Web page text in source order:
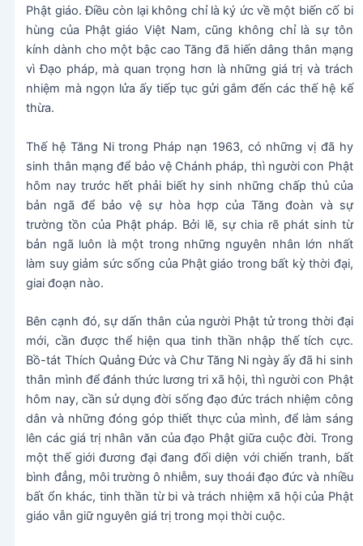
Phật giáo. Điều còn lại không chỉ là ký ức về một biến cố bi
hùng của Phật giáo Việt Nam, cũng không chỉ là sự tôn
kính dành cho một bậc cao Tăng đã hiến dâng thân mạng
vì Đạo pháp, mà quan trọng hơn là những giá trị và trách
nhiệm mà ngọn lửa ấy tiếp tục gửi gắm đến các thế hệ kế
thừa.
Thế hệ Tăng Ni trong Pháp nạn 1963, có những vị đã hy
sinh thân mạng để bảo vệ Chánh pháp, thì người con Phật
hôm nay trước hết phải biết hy sinh những chấp thủ của
bản ngã để bảo vệ sự hòa hợp của Tăng đoàn và sự
trường tồn của Phật pháp. Bởi lẽ, sự chia rẽ phát sinh từ
bản ngã luôn là một trong những nguyên nhân lớn nhất
làm suy giảm sức sống của Phật giáo trong bất kỳ thời đại,
giai đoạn nào.
Bên cạnh đó, sự dấn thân của người Phật tử trong thời đại
mới, cần được thể hiện qua tinh thần nhập thế tích cực.
Bồ-tát Thích Quảng Đức và Chư Tăng Ni ngày ấy đã hi sinh
thân mình để đánh thức lương tri xã hội, thì người con Phật
hôm nay, cần sử dụng đời sống đạo đức trách nhiệm công
dân và những đóng góp thiết thực của mình, để làm sáng
lên các giá trị nhân văn của đạo Phật giữa cuộc đời. Trong
một thế giới đương đại đang đối diện với chiến tranh, bất
bình đẳng, môi trường ô nhiễm, suy thoái đạo đức và nhiều
bất ổn khác, tinh thần từ bi và trách nhiệm xã hội của Phật
giáo vẫn giữ nguyên giá trị trong mọi thời cuộc.